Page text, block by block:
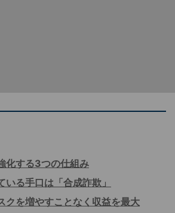
化する3つの仕組み
いる手口は「合成詐欺」
クを増やすことなく収益を最大